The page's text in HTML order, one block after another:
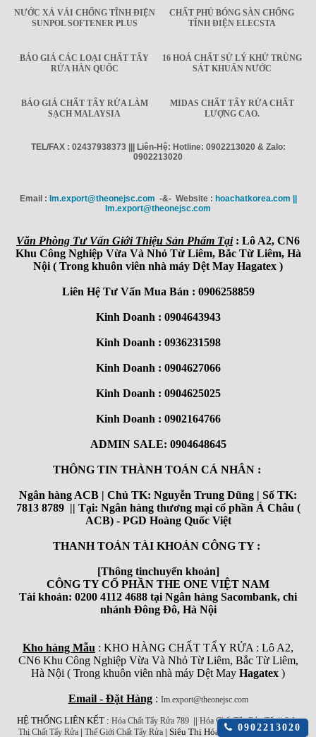
NƯỚC XẢ VẢI CHỐNG TĨNH ĐIỆN
SUNPOL SOFTENER PLUS
CHẤT PHỦ BÓNG SÀN CHỐNG
TĨNH ĐIỆN ELECSTA
BÁO GIÁ CÁC LOẠI CHẤT TẨY
RỬA HÀN QUỐC
16 HOÁ CHẤT SỬ LÝ KHỬ TRÙNG
SÁT KHUẨN NƯỚC
BÁO GIÁ CHẤT TẨY RỬA LÀM
SẠCH MALAYSIA
MIDAS CHẤT TẨY RỬA CHẤT
LƯỢNG CAO.
TEL/FAX : 02437938373 ||| Liên-Hệ: Hotline: 0902213020 & Zalo:
0902213020
Email : Im.export@theonejsc.com -&- Website : hoachatkorea.com ||
Im.export@theonejsc.com
Click
0902213020
Văn Phòng Tư Vấn Giới Thiệu Sản Phẩm Tại: Lô A2, CN6
Khu Công Nghiệp Vừa Và Nhỏ Từ Liêm, Bắc Từ Liêm, Hà
Nội ( Trong khuôn viên nhà máy Dệt May Hagatex )
Liên Hệ Tư Vấn Mua Bán : 0906258859
Kinh Doanh : 0904643943
Kinh Doanh : 0936231598
Kinh Doanh : 0904627066
Kinh Doanh : 0904625025
Kinh Doanh : 0902164766
ADMIN SALE: 0904648645
THÔNG TIN THÀNH TOÁN CÁ NHÂN :
Ngân hàng ACB | Chủ TK: Nguyễn Trung Dũng | Số TK:
7813 8789 || Tại: Ngân hàng thương mại cổ phần Á Châu (
ACB) - PGD Hoàng Quốc Việt
THANH TOÁN TÀI KHOẢN CÔNG TY :
[Thông tinchuyển khoản]
CÔNG TY CỔ PHẦN THE ONE VIỆT NAM
Tài khoản: 0200 4112 4688 tại Ngân hàng Sacombank, chi
nhánh Đông Đô, Hà Nội
Kho hàng Mẫu : KHO HÀNG CHẤT TẨY RỬA : Lô A2,
CN6 Khu Công Nghiệp Vừa Và Nhỏ Từ Liêm, Bắc Từ Liêm,
Hà Nội ( Trong khuôn viên nhà máy Dệt May Hagatex )
Email - Đặt Hàng: Im.export@theonejsc.com
HỆ THỐNG LIÊN KẾT : Hóa Chất Tẩy Rửa 789 || Hóa Chất Tẩy Rửa Tốt||Siêu
Thị Chất Tẩy Rửa | Thế Giới Chất Tẩy Rửa | Siêu Thị Hóa Chất Công Nghiệp